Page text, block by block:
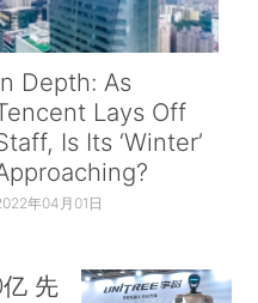
Depth: As
Lays Off
Is Its ‘Winter’
年04月01日
先